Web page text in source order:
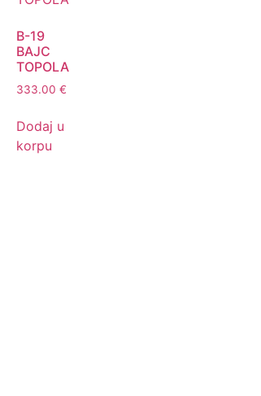
B-19
BAJC
TOPOLA
333.00 €
Dodaj u
korpu